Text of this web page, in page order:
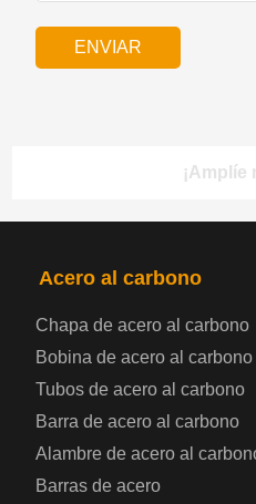
¡Amplíe
PRODUCTOS NAV
Bobina de chapa de
Chapa de acero para
Placa de acero para
presión
Acero al carbono
Chapa de acero al carbono
Bobina de acero al carbono
Tubos de acero al carbono
Barra de acero al carbono
Alambre de acero al
Barras de acero